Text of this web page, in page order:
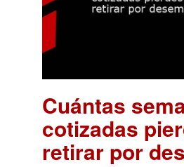
Cuántas
cotizadas
retirar por